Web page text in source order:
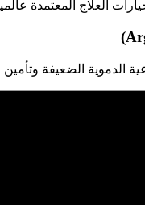
العلاج المعتمدة
الدموية الضعيفة